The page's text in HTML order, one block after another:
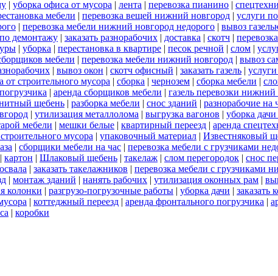
| уборка офиса от мусора | лента | перевозка пианино |
мебели | перевозка вещей нижний новгород | услуги
| перевозка мебели нижний новгород недорого | вывоз
демонтажу | заказать разнорабочих | доставка | скотч |
| уборка | перестановка в квартире | песок речной | слом |
мебели | перевозка мебели нижний новгород | вывоз
| вывоз окон | скотч офисный | заказать газель |
от строительного мусора | сборка | чернозем | сборка мебели |
| аренда сборщиков мебели | газель перевозки
щебень | разборка мебели | снос зданий | разнорабочие на
| утилизация металлолома | выгрузка вагонов | уборка
мебели | мешки белые | квартирный переезд | аренда
мусора | упаковочный материал | Известняковый
| сборщики мебели на час | перевозка мебели с грузчиками
| картон | Шлаковый щебень | такелаж | слом перегородок | снос
| заказать такелажников | перевозка мебели с грузчиками
| монтаж зданий | нанять рабочих | утилизация оконных рам |
колонки | разгрузо-погрузочные работы | уборка дачи | заказать
| коттеджный переезд | аренда фронтального погрузчика |
| коробки